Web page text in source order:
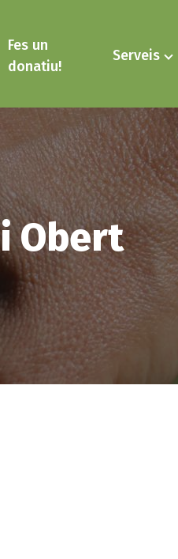
Fes un
donatiu!
Serveis
Obert